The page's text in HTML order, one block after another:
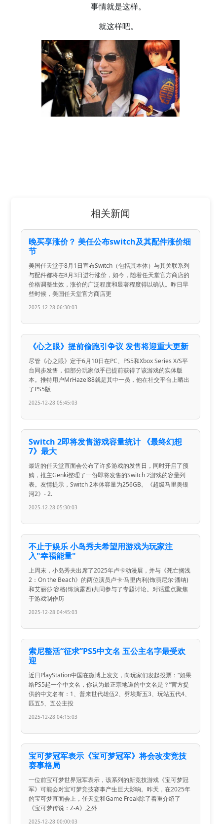
事情就是这样。
就这样吧。
相关新闻
晚买享涨价？ 美任公布switch及其配件涨价细
节
美国任天堂于8月1日宣布Switch（包括其本体）与其关联系列
与配件都将在8月3日进行涨价，如今，随着任天堂官方商店的
价格调整生效，涨价的广泛程度和显著程度得以确认。昨日早
些时候，美国任天堂官方商店更
2025-12-28 06:30:03
《心之眼》提前偷跑引争议 发售将迎重大更新
尽管《心之眼》定于6月10日在PC、PS5和Xbox Series X/S平
台同步发售，但部分玩家似乎已提前获得了该游戏的实体版
本。推特用户MrHazel88就是其中一员，他在社交平台上晒出
了PS5版
2025-12-28 05:45:03
Switch 2即将发售游戏容量统计 《最终幻想
7》最大
最近的任天堂直面会公布了许多游戏的发售日，同时开启了预
购，推主Genki整理了一份即将发售的Switch 2游戏的容量列
表。友情提示，Switch 2本体容量为256GB。《超级马里奥银
河2》- 2.
2025-12-28 05:30:03
不止于娱乐 小岛秀夫希望用游戏为玩家注
入"幸福能量"
上周末，小岛秀夫出席了2025年卢卡动漫展，并与《死亡搁浅
2：On the Beach》的两位演员卢卡·马里内利(饰演尼尔·潘纳)
和艾丽莎·容格(饰演露西)共同参与了专题讨论。对话重点聚焦
于游戏制作历
2025-12-28 04:45:03
索尼整活“征求”PS5中文名 五公主名字最受欢
迎
近日PlayStation中国在微博上发文，向玩家们发起投票：“如果
给PS5起一个中文名，你认为最正宗地道的中文名是？”官方提
供的中文名有：1、普来世代雄伍2、劈埃斯五3、玩站五代4、
匹五5、五公主投
2025-12-28 04:15:03
宝可梦冠军表示《宝可梦冠军》将会改变竞技
赛事格局
一位前宝可梦世界冠军表示，该系列的新竞技游戏《宝可梦冠
军》可能会对宝可梦竞技赛事产生巨大影响。昨天，在2025年
的宝可梦直面会上，任天堂和Game Freak除了着重介绍了
《宝可梦传说：Z-A》之外
2025-12-28 00:00:03